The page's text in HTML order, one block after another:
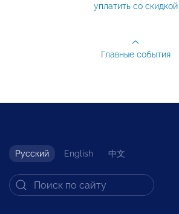
уплатить со скидкой
Главные события
Русский English 中文